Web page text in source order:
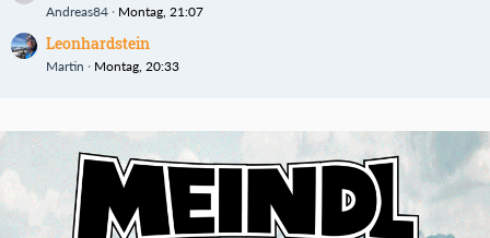
Andreas84 Montag, 21:07
Leonhardstein
Martin Montag, 20:33